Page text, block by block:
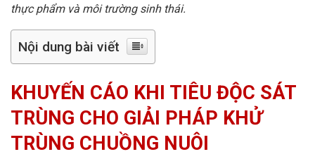
thực phẩm và môi trường sinh thái.
Nội dung bài viết
KHUYẾN CÁO KHI TIÊU ĐỘC SÁT
TRÙNG CHO GIẢI PHÁP KHỬ
TRÙNG CHUỒNG NUÔI